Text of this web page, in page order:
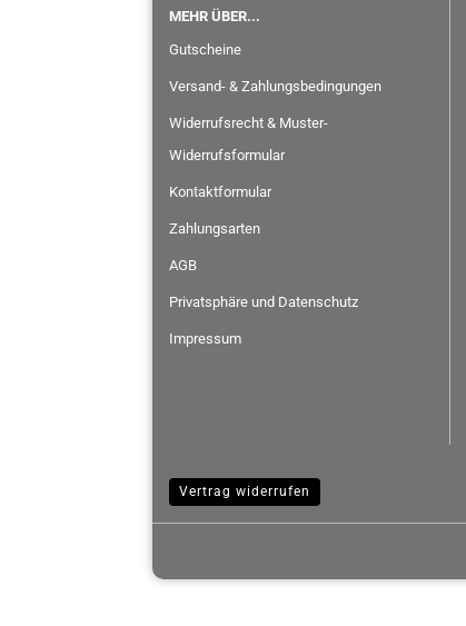
MEHR ÜBER...
Gutscheine
Versand- & Zahlungsbedingungen
Widerrufsrecht & Muster-
Widerrufsformular
Kontaktformular
Zahlungsarten
AGB
Privatsphäre und Datenschutz
Impressum
Vertrag widerrufen